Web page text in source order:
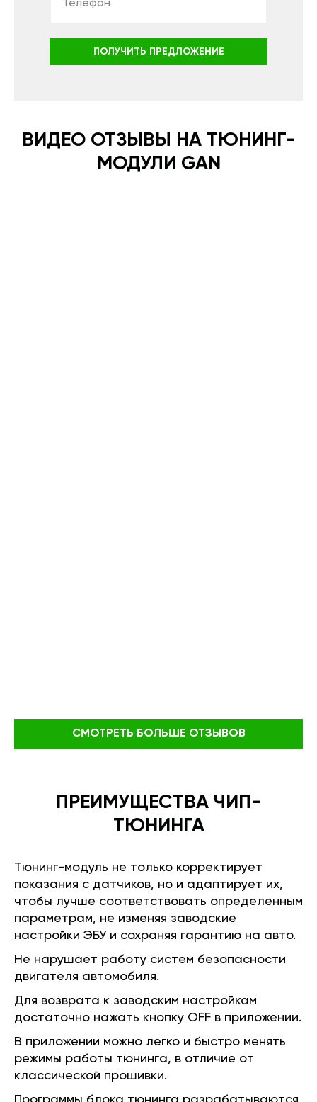
ПОЛУЧИТЬ ПРЕДЛОЖЕНИЕ
ВИДЕО ОТЗЫВЫ НА ТЮНИНГ-
МОДУЛИ GAN
СМОТРЕТЬ БОЛЬШЕ ОТЗЫВОВ
ПРЕИМУЩЕСТВА ЧИП-
ТЮНИНГА
Тюнинг-модуль не только корректирует
показания с датчиков, но и адаптирует их,
чтобы лучше соответствовать определенным
параметрам, не изменяя заводские
настройки ЭБУ и сохраняя гарантию на авто.
Не нарушает работу систем безопасности
двигателя автомобиля.
Для возврата к заводским настройкам
достаточно нажать кнопку OFF в приложении.
В приложении можно легко и быстро менять
режимы работы тюнинга, в отличие от
классической прошивки.